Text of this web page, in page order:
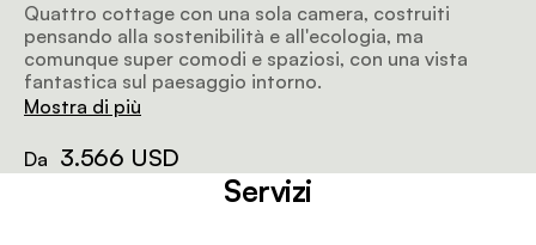
Quattro cottage con una sola camera, costruiti
pensando alla sostenibilità e all'ecologia, ma
comunque super comodi e spaziosi, con una vista
fantastica sul paesaggio intorno.
Mostra di più
Da 3.566 USD
Servizi